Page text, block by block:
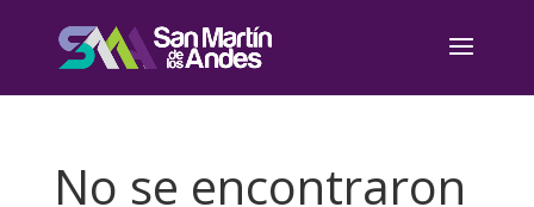
No se encontraron